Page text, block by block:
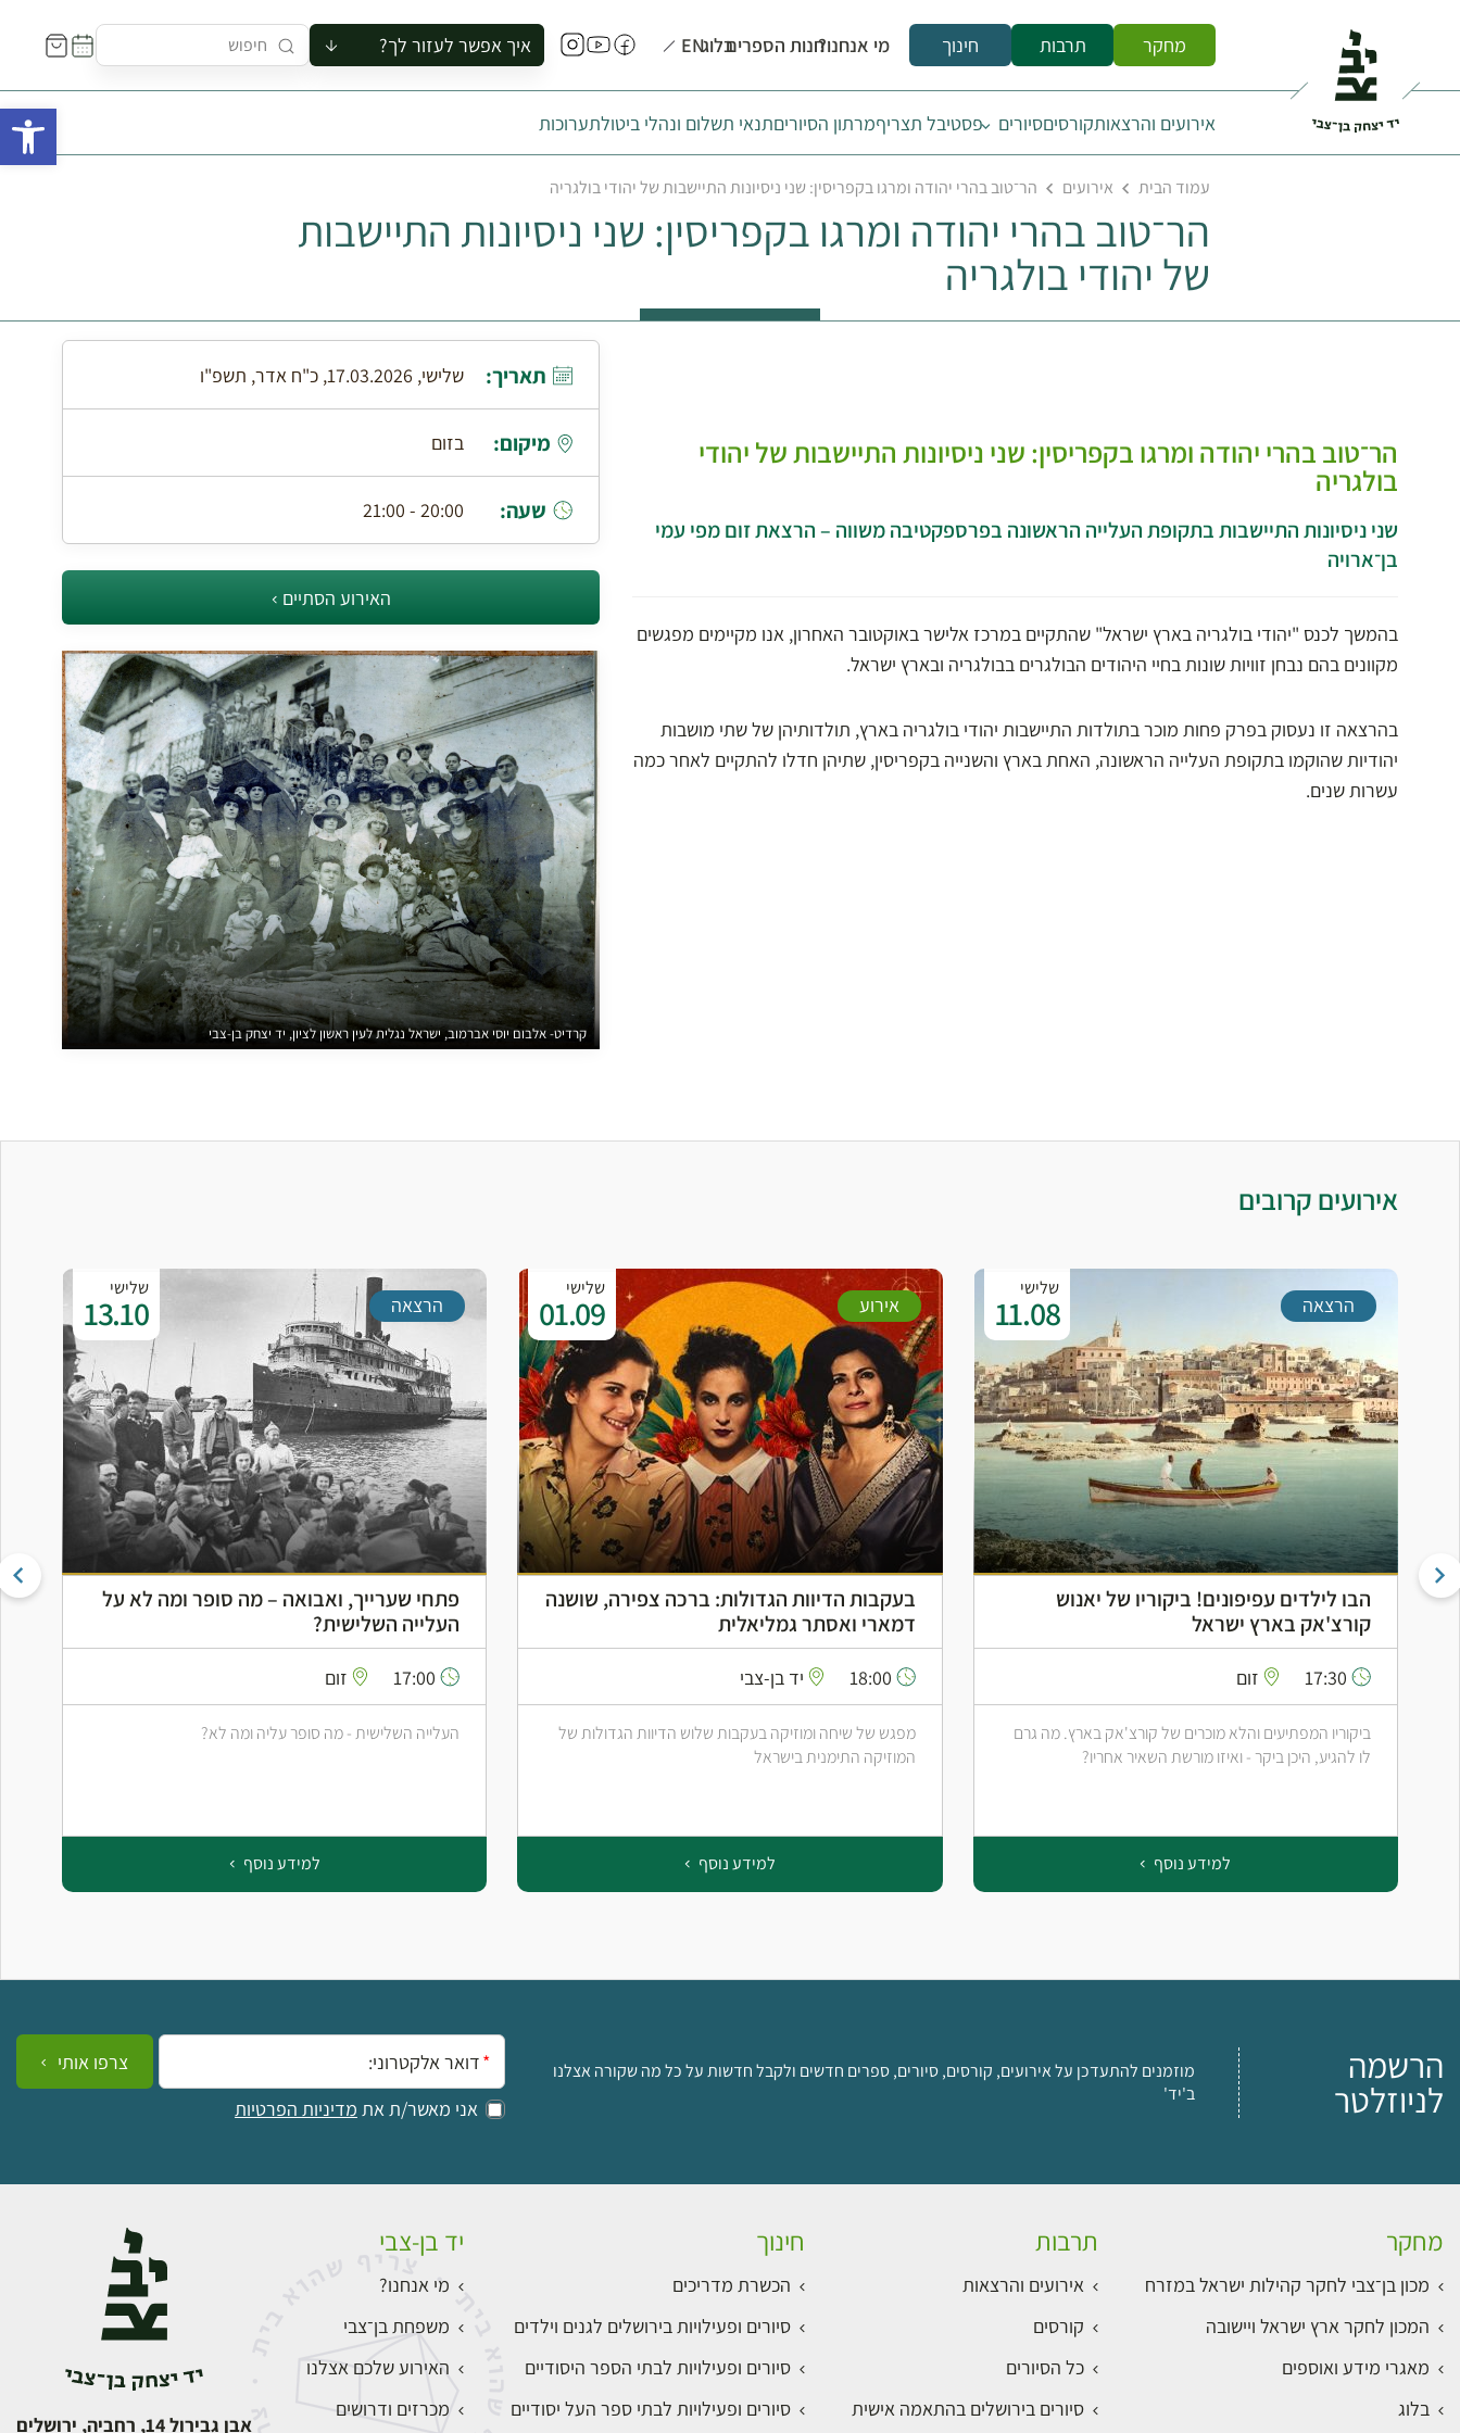
מחקר תרבות חינוך מי אנחנו?חנות הספריםבלוגEN איך אפשר לעזור לך?
להזמין סיור לקבוצה
להירשם לסיור
להירשם לקורס
לבקר בספרייה
אירועים והרצאותקורסיםסיורים פסטיבל תצריףמרתון הסיוריםתנאי תשלום ונהלי ביטולתערוכות
עמוד הבית אירועים הר־טוב בהרי יהודה ומרגו בקפריסין: שני ניסיונות התיישבות של יהודי בולגריה
הר־טוב בהרי יהודה ומרגו בקפריסין: שני ניסיונות התיישבות
של יהודי בולגריה
הר־טוב בהרי יהודה ומרגו בקפריסין: שני ניסיונות התיישבות של יהודי
בולגריה
שני ניסיונות התיישבות בתקופת העלייה הראשונה בפרספקטיבה משווה – הרצאת זום מפי עמי
בן־ארויה
בהמשך לכנס "יהודי בולגריה בארץ ישראל" שהתקיים במרכז אלישר באוקטובר האחרון, אנו מקיימים מפגשים
מקוונים בהם נבחן זוויות שונות בחיי היהודים הבולגרים בבולגריה ובארץ ישראל.
בהרצאה זו נעסוק בפרק פחות מוכר בתולדות התיישבות יהודי בולגריה בארץ, תולדותיהן של שתי מושבות
יהודיות שהוקמו בתקופת העלייה הראשונה, האחת בארץ והשנייה בקפריסין, שתיהן חדלו להתקיים לאחר כמה
עשרות שנים.
תאריך: שלישי, 17.03.2026, כ"ח אדר, תשפ"ו
מיקום: בזום
שעה: 20:00 - 21:00
האירוע הסתיים
קרדיט- אלבום יוסי אברמוב, ישראל נגלית לעין ראשון לציון, יד יצחק בן-צבי
אירועים קרובים
שלישי
11.08 הרצאה
הבו לילדים עפיפונים! ביקוריו של יאנוש
קורצ'אק בארץ ישראל
17:30 זום
ביקוריו המפתיעים והלא מוכרים של קורצ'אק בארץ. מה גרם
לו להגיע, היכן ביקר - ואיזו מורשת השאיר אחריו?
למידע נוסף
שלישי
01.09 אירוע
בעקבות הדיוות הגדולות: ברכה צפירה, שושנה
דמארי ואסתר גמליאלית
יד בן-צבי
מפגש של שיחה ומוזיקה בעקבות שלוש הדיוות הגדולות של
המוזיקה התימנית בישראל
למידע נוסף
שלישי
13.10 הרצאה
פתחי שערייך, ואבואה – מה סופר ומה לא על
העלייה השלישית?
17:00 זום
העלייה השלישית - מה סופר עליה ומה לא?
למידע נוסף
הרשמה
לניוזלטר
מוזמנים להתעדכן על אירועים, קורסים, סיורים, ספרים חדשים ולקבל חדשות על כל מה שקורה אצלנו
ב'יד'
אימייל:
אני מאשר/ת את מדיניות הפרטיות
צרפו אותי
מחקר
מכון בן־צבי לחקר קהילות ישראל במזרח
המכון לחקר ארץ ישראל ויישובה
מאגרי מידע ואוספים
בלוג
תרבות
אירועים והרצאות
קורסים
כל הסיורים
סיורים בירושלים בהתאמה אישית
חינוך
הכשרת מדריכים
סיורים ופעילויות בירושלים לגנים וילדים
סיורים ופעילויות לבתי הספר היסודיים
סיורים ופעילויות לבתי ספר העל יסודיים
יד בן-צבי
מי אנחנו?
משפחת בן־צבי
האירוע שלכם אצלנו
מכרזים ודרושים
אבן גבירול 14, רחביה, ירושלים